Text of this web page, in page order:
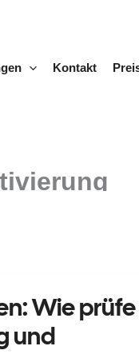
Kontakt
Wie prüfe
und